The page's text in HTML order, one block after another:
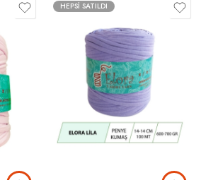
HEPSI SATILDI